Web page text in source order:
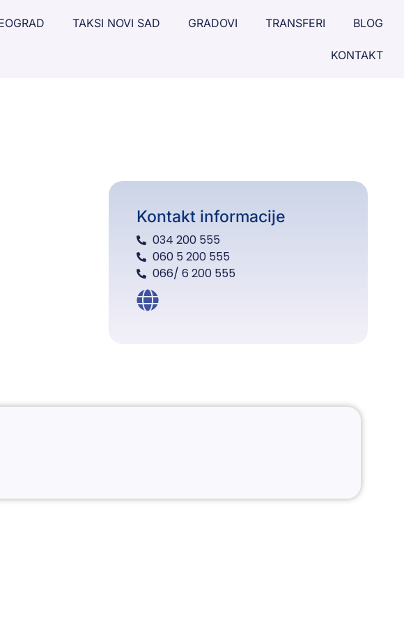
TAKSI NOVI SAD GRADOVI TRANSFERI BLOG
KONTAKT
Kontakt informacije
034 200 555
060 5 200 555
066/ 6 200 555